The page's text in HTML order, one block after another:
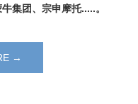
集团、宗申摩托.....。
→